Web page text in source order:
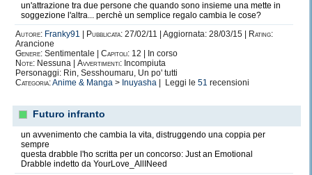
un'attrazione tra due persone che quando sono insieme una mette in
soggezione l'altra... perchè un semplice regalo cambia le cose?
Autore: Franky91 Pubblicata: 27/02/11 | Aggiornata: 28/03/15 |
Rating:
Arancione
Genere: Sentimentale | Capitoli: 12 | In corso
Note: Nessuna | Avvertimenti: Incompiuta
Personaggi: Rin, Sesshoumaru, Un po' tutti
Categoria:Anime & Manga > Inuyasha | Leggi le 51 recensioni
Futuro infranto
un avvenimento che cambia la vita, distruggendo una coppia per
sempre
questa drabble l'ho scritta per un concorso: Just an Emotional
Drabble indetto da YourLove_AllINeed